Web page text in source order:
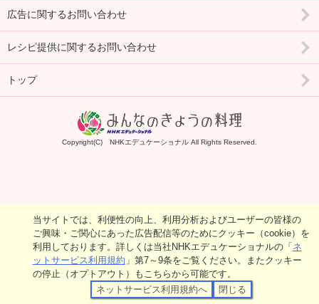
広告に関するお問い合わせ
レシピ提供に関するお問い合わせ
トップ
Copyright(C) NHKエデュケーショナル All Rights Reserved.
当サイトでは、利便性の向上、利用分析およびユーザーの皆様の
ご興味・ご関心にあった広告配信等のためにクッキー（cookie）を
利用しております。詳しくは当社NHKエデュケーショナルの「ネ
ットサービス利用規約 」第7～9条をご覧ください。またクッキー
の停止（オプトアウト）もこちらから可能です。
ネットサービス利用規約へ
閉じる